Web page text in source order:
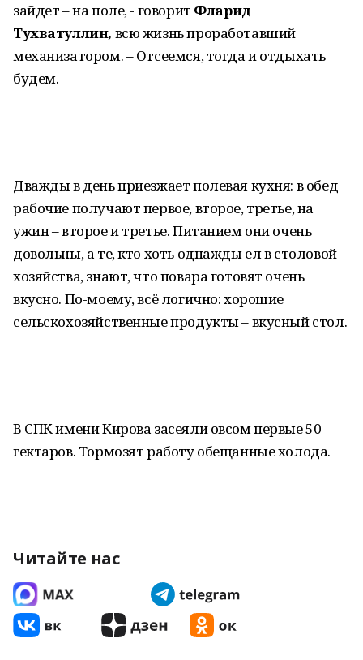
зайдет – на поле, - говорит Фларид
Тухватуллин, всю жизнь проработавший
механизатором. – Отсеемся, тогда и отдыхать
будем.
Дважды в день приезжает полевая кухня: в обед
рабочие получают первое, второе, третье, на
ужин – второе и третье. Питанием они очень
довольны, а те, кто хоть однажды ел в столовой
хозяйства, знают, что повара готовят очень
вкусно. По-моему, всё логично: хорошие
сельскохозяйственные продукты – вкусный стол.
В СПК имени Кирова засеяли овсом первые 50
гектаров. Тормозят работу обещанные холода.
Читайте нас